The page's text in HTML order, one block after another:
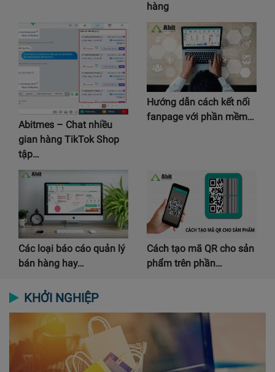
hàng
Abitmes – Chat nhiều
gian hàng TikTok Shop
tập…
Hướng dẫn cách kết nối
fanpage với phần mềm…
Các loại báo cáo quản lý
bán hàng hay…
Cách tạo mã QR cho sản
phẩm trên phần…
KHỞI NGHIỆP